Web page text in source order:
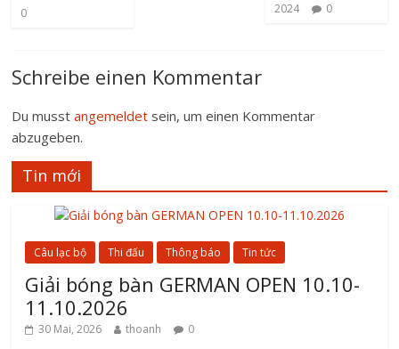
0
2024
0
Schreibe einen Kommentar
Du musstangemeldet sein, um einen Kommentar
abzugeben.
Tin mới
Câu lạc bộ Thi đấu Thông báo Tin tức
Giải bóng bàn GERMAN OPEN 10.10-
11.10.2026
30 Mai, 2026 thoanh 0